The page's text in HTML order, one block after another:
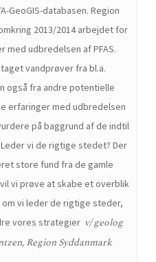
GeoGIS-databasen. Region
2013/2014 arbejdet for
med udbredelsen af PFAS.
vandprøver fra bl.a.
også fra andre potentielle
erfaringer med udbredelsen
på baggrund af de indtil
vi de rigtige stedet? Der
store fund fra de gamle
vi prøve at skabe et overblik
vi leder de rigtige steder,
vores strategier v/ geolog
Region Syddanmark